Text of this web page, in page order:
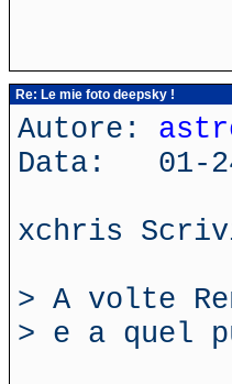
Re: Le mie foto deepsky !
Autore:
Data: 01-
xchris
> A volte
> e a quel